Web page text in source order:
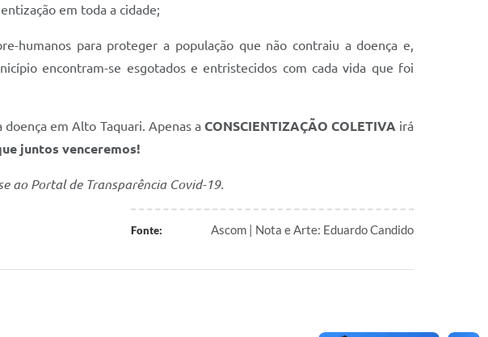
em toda a cidade;
humanos para proteger a população que não contraiu a doença e,
encontram-se esgotados e entristecidos com cada vida que foi
em Alto Taquari. Apenas a CONSCIENTIZAÇÃO COLETIVA irá
juntos venceremos!
ao Portal de Transparência Covid-19.
Fonte: Ascom | Nota e Arte: Eduardo Candido